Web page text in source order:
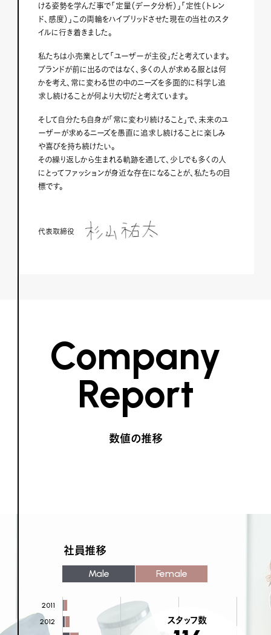
ける姿勢を学んだ事で「定量（データ分析）」「定性（トレン
ド、感度）」この両輪をハイブリッドさせた現在の当社のスタ
イルに行き着きました。
私たちは小売業として「ユーザーが主役」だと考えています。
ブランドが前に出るのではなく、多くの人が求める服とは何
かを考え、常に変わる世の中のニーズを多面的に科学し追
求し続けることが何より大切だと考えています。
そして自分たち自身が「常に変わり続けること」で、未来のユ
ーザーが求めるニーズを愚直に追求し続けることに楽しみ
や喜びを持ち続けたい。
その繰り返しから生まれる軌跡を通して、少しでも多くの人
にとってファッションが身近な存在になることが、私たちの目
標です。
代表取締役
Company
Report
数値の推移
社員推移
Male Female
2011
2012
スタッフ数